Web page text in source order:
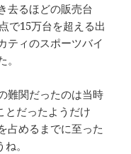
去るほどの販売台
で15万台を超える出
ティのスポーツバイ
難関だったのは当時
とだったようだけ
占めるまでに至った
。